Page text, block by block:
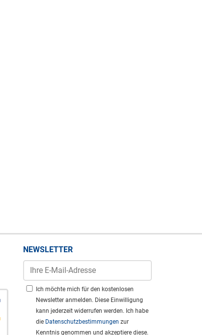
NEWSLETTER
Ich möchte mich für den kostenlosen
Newsletter anmelden. Diese Einwilligung
kann jederzeit widerrufen werden. Ich habe
die Datenschutzbestimmungen zur
Kenntnis genommen und akzeptiere diese.